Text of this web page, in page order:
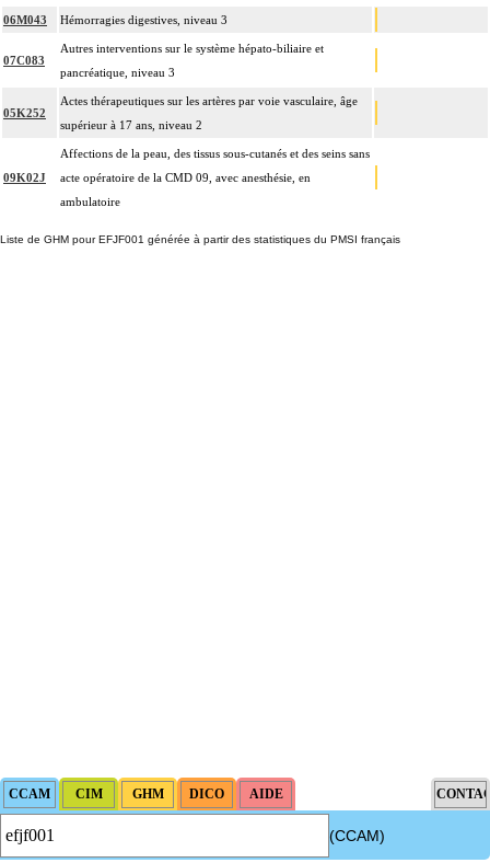
06M043 Hémorragies digestives, niveau 3
07C083
Autres interventions sur le système hépato-biliaire et
pancréatique, niveau 3
05K252
Actes thérapeutiques sur les artères par voie vasculaire, âge
supérieur à 17 ans, niveau 2
09K02J
Affections de la peau, des tissus sous-cutanés et des seins sans
acte opératoire de la CMD 09, avec anesthésie, en
ambulatoire
Liste de GHM pour EFJF001 générée à partir des statistiques du PMSI français
(CCAM)